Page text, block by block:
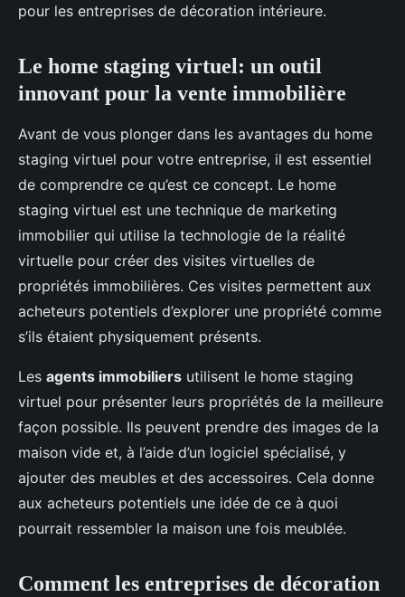
pour les entreprises de décoration intérieure.
Le home staging virtuel: un outil
innovant pour la vente immobilière
Avant de vous plonger dans les avantages du home
staging virtuel pour votre entreprise, il est essentiel
de comprendre ce qu’est ce concept. Le home
staging virtuel est une technique de marketing
immobilier qui utilise la technologie de la réalité
virtuelle pour créer des visites virtuelles de
propriétés immobilières. Ces visites permettent aux
acheteurs potentiels d’explorer une propriété comme
s’ils étaient physiquement présents.
Les agents immobiliers utilisent le home staging
virtuel pour présenter leurs propriétés de la meilleure
façon possible. Ils peuvent prendre des images de la
maison vide et, à l’aide d’un logiciel spécialisé, y
ajouter des meubles et des accessoires. Cela donne
aux acheteurs potentiels une idée de ce à quoi
pourrait ressembler la maison une fois meublée.
Comment les entreprises de décoration